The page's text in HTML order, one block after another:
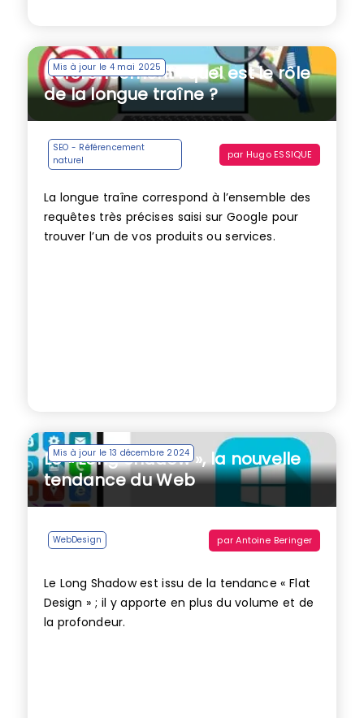
Mis à jour le 4 mai 2025
Référencement : quel est le rôle
de la longue traîne ?
SEO - Référencement
naturel
par Hugo ESSIQUE
La longue traîne correspond à l’ensemble des
requêtes très précises saisi sur Google pour
trouver l’un de vos produits ou services.
Mis à jour le 13 décembre 2024
Le « Long Shadow », la nouvelle
tendance du Web
WebDesign parAntoine Beringer
Le Long Shadow est issu de la tendance « Flat
Design » ; il y apporte en plus du volume et de
la profondeur.